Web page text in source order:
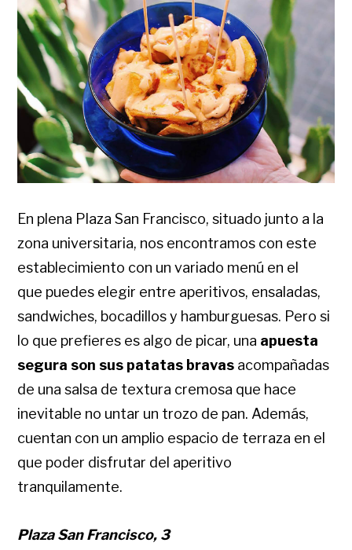
En plena Plaza San Francisco, situado junto a la
zona universitaria, nos encontramos con este
establecimiento con un variado menú en el
que puedes elegir entre aperitivos, ensaladas,
sandwiches, bocadillos y hamburguesas. Pero si
lo que prefieres es algo de picar, una apuesta
segura son sus patatas bravas acompañadas
de una salsa de textura cremosa que hace
inevitable no untar un trozo de pan. Además,
cuentan con un amplio espacio de terraza en el
que poder disfrutar del aperitivo
tranquilamente.
Plaza San Francisco, 3